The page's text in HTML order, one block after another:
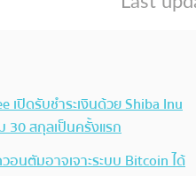
เปิดรับชำระเงินด้วย Shiba Inu
30 สกุลเป็นครั้งแรก
อนตัมอาจเจาะระบบ Bitcoin ได้